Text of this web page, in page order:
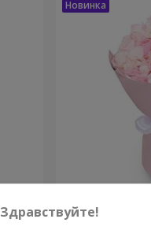
Букет
Здравствуйте!